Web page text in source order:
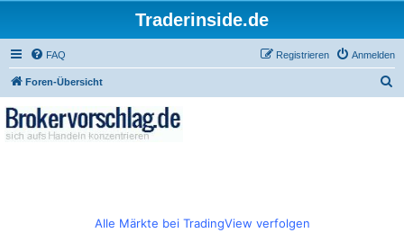
Traderinside.de
FAQ Anmelden
Registrieren
Foren-Übersicht
Alle Märkte bei TradingView verfolgen